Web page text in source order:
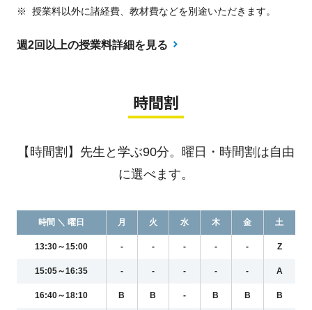
※
授業料以外に諸経費、教材費などを別途いただきます。
週2回以上の授業料詳細を見る
時間割
【時間割】先生と学ぶ90分。曜日・時間割は自由
に選べます。
時間 ＼ 曜日 月 火 水 木 金 土
13:30～15:00 - - - - - Z
15:05～16:35 - - - - - A
16:40～18:10 B B - B B B